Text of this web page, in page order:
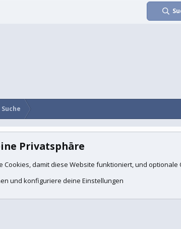
Suche
made withbyWMTech© 2026 WebMachine Technologies, Inc.
via s9e/MediaSites XenForo theme
Privatsphäre
Cookies, damit diese Website funktioniert, und
und konfiguriere deine Einstellungen